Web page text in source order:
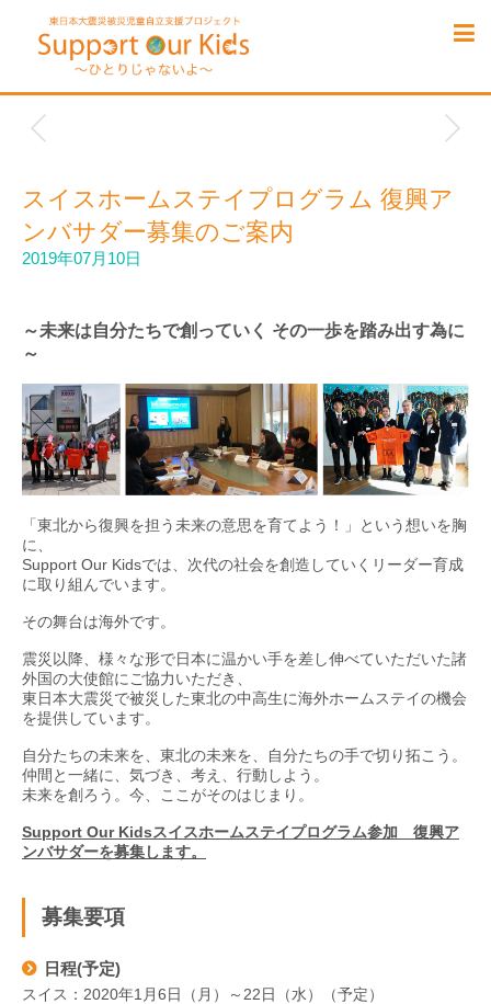
スイスホームステイプログラム 復興ア
ンバサダー募集のご案内
2019年07月10日
～未来は自分たちで創っていく その一歩を踏み出す為に
～
「東北から復興を担う未来の意思を育てよう！」という想いを胸
に、
Support Our Kidsでは、次代の社会を創造していくリーダー育成
に取り組んでいます。
その舞台は海外です。
震災以降、様々な形で日本に温かい手を差し伸べていただいた諸
外国の大使館にご協力いただき、
東日本大震災で被災した東北の中高生に海外ホームステイの機会
を提供しています。
自分たちの未来を、東北の未来を、自分たちの手で切り拓こう。
仲間と一緒に、気づき、考え、行動しよう。
未来を創ろう。今、ここがそのはじまり。
Support Our Kidsスイスホームステイプログラム参加 復興ア
ンバサダーを募集します。
募集要項
日程(予定)
スイス：2020年1月6日（月）～22日（水）（予定）